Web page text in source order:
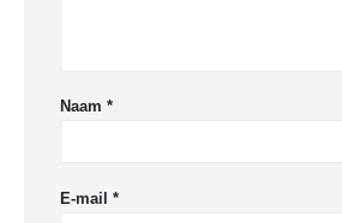
Naam *
E-mail *